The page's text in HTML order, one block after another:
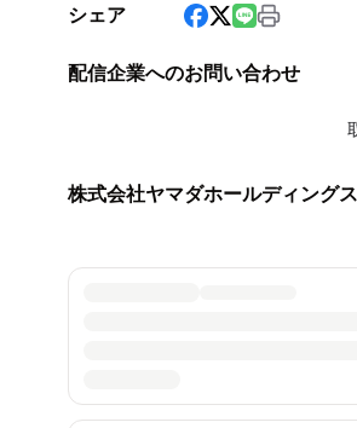
シェア
配信企業へのお問い合わせ
株式会社ヤマダホールディングス